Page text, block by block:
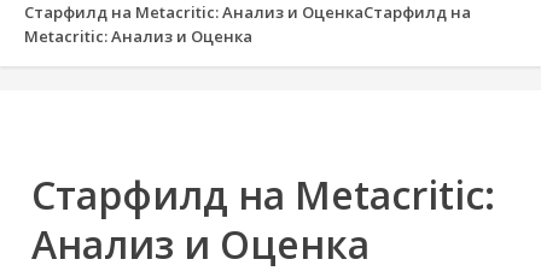
Старфилд на Metacritic: Анализ и ОценкаСтарфилд на
Metacritic: Анализ и Оценка
Старфилд на Metacritic:
Анализ и Оценка